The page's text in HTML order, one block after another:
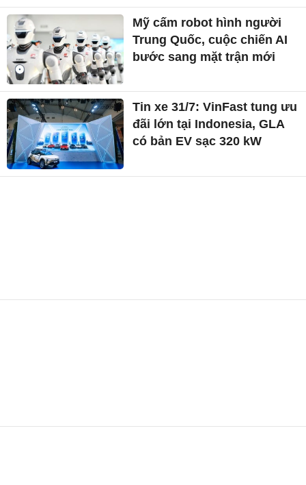
Mỹ cấm robot hình người
Trung Quốc, cuộc chiến AI
bước sang mặt trận mới
Tin xe 31/7: VinFast tung ưu
đãi lớn tại Indonesia, GLA
có bản EV sạc 320 kW